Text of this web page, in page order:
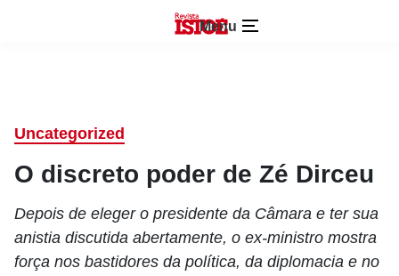
Menu
Uncategorized
O discreto poder de Zé Dirceu
Depois de eleger o presidente da Câmara e ter sua
anistia discutida abertamente, o ex-ministro mostra
força nos bastidores da política, da diplomacia e no